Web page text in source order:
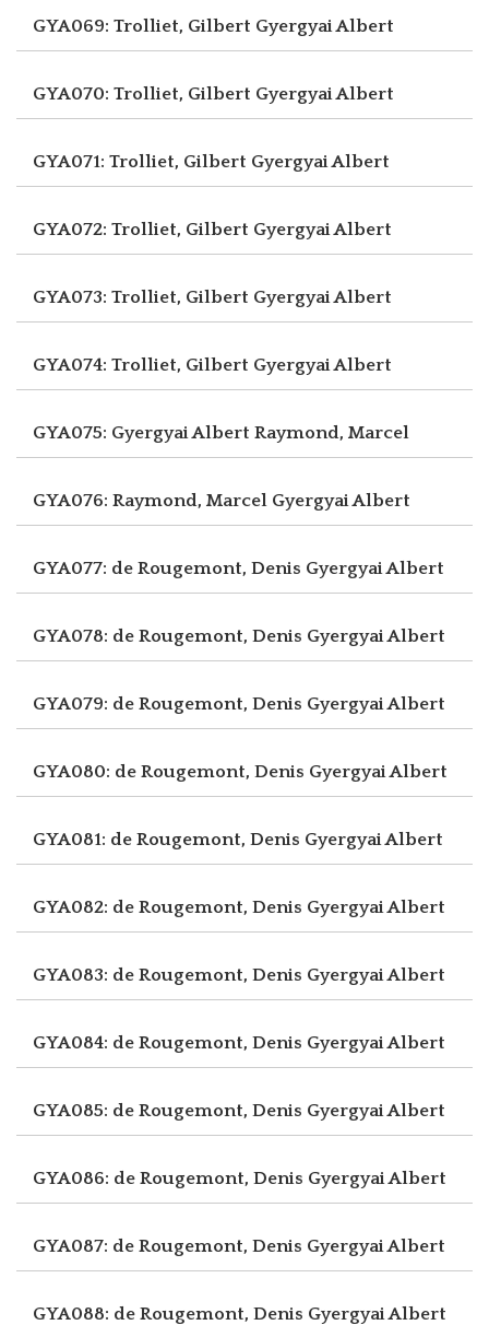
GYA069: Trolliet, Gilbert Gyergyai Albert
GYA070: Trolliet, Gilbert Gyergyai Albert
GYA071: Trolliet, Gilbert Gyergyai Albert
GYA072: Trolliet, Gilbert Gyergyai Albert
GYA073: Trolliet, Gilbert Gyergyai Albert
GYA074: Trolliet, Gilbert Gyergyai Albert
GYA075: Gyergyai Albert Raymond, Marcel
GYA076: Raymond, Marcel Gyergyai Albert
GYA077: de Rougemont, Denis Gyergyai Albert
GYA078: de Rougemont, Denis Gyergyai Albert
GYA079: de Rougemont, Denis Gyergyai Albert
GYA080: de Rougemont, Denis Gyergyai Albert
GYA081: de Rougemont, Denis Gyergyai Albert
GYA082: de Rougemont, Denis Gyergyai Albert
GYA083: de Rougemont, Denis Gyergyai Albert
GYA084: de Rougemont, Denis Gyergyai Albert
GYA085: de Rougemont, Denis Gyergyai Albert
GYA086: de Rougemont, Denis Gyergyai Albert
GYA087: de Rougemont, Denis Gyergyai Albert
GYA088: de Rougemont, Denis Gyergyai Albert